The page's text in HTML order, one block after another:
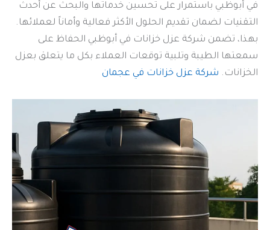
في أبوظبي باستمرار على تحسين خدماتها والبحث عن أحدث
التقنيات لضمان تقديم الحلول الأكثر فعالية وأماناً لعملائها.
بهذا، تضمن شركة عزل خزانات في أبوظبي الحفاظ على
سمعتها الطيبة وتلبية توقعات العملاء بكل ما يتعلق بعزل
الخزانات. شركة عزل خزانات في عجمان